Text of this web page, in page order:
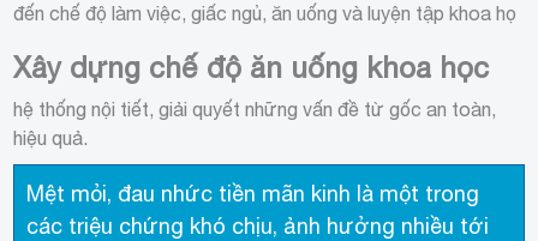
đến chế độ làm việc, giấc ngủ, ăn uống và luyện tập khoa họ
Xây dựng chế độ ăn uống khoa học
hệ thống nội tiết, giải quyết những vấn đề từ gốc an toàn,
hiệu quả.
Mệt mỏi, đau nhức tiền mãn kinh là một trong
các triệu chứng khó chịu, ảnh hưởng nhiều tới